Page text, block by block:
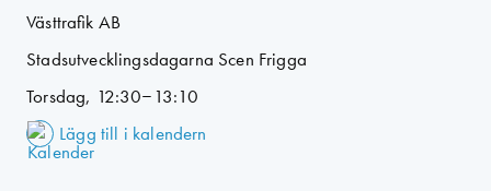
Västtrafik AB
Stadsutvecklingsdagarna Scen Frigga
Torsdag, 12:30–13:10
Lägg till i kalendern